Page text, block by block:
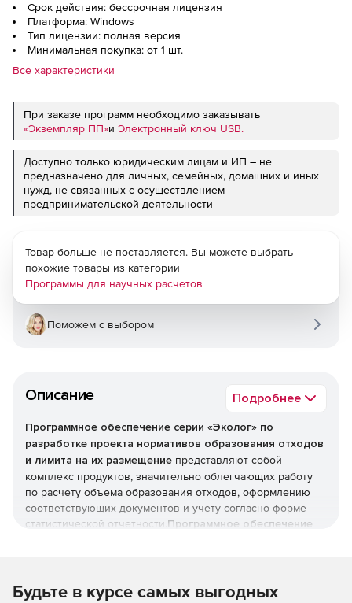
Срок действия: бессрочная лицензия
Платформа: Windows
Тип лицензии: полная версия
Минимальная покупка: от 1 шт.
Все характеристики
При заказе программ необходимо заказывать
«Экземпляр ПП»и Электронный ключ USB.
Доступно только юридическим лицам и ИП – не
предназначено для личных, семейных, домашних и иных
нужд, не связанных с осуществлением
предпринимательской деятельности
Описание Подробнее
Программное обеспечение серии «Эколог» по
разработке проекта нормативов образования отходов
и лимита на их размещение представляют собой
комплекс продуктов, значительно облегчающих работу
по расчету объема образования отходов, оформлению
соответствующих документов и учету согласно форме
статистической отчетности. Программное обеспечение
образующихся отходов по материально-сырьевому
Товар больше не поставляется. Вы можете выбрать
похожие товары из категории
Программы для научных расчетов
Поможем с выбором
Будьте в курсе самых выгодных